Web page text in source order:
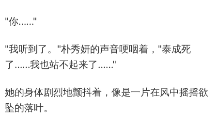
"你……"
"我听到了。"朴秀妍的声音哽咽着，"泰成死
了……我也站不起来了……"
她的身体剧烈地颤抖着，像是一片在风中摇摇欲
坠的落叶。